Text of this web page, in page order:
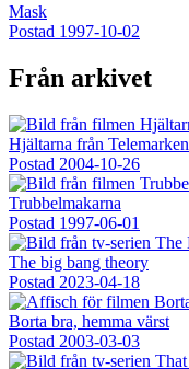
Mask
Postad 1997-10-02
Från arkivet
Hjältarna från Telemarken
Postad 2004-10-26
Trubbelmakarna
Postad 1997-06-01
The big bang theory
Postad 2023-04-18
Borta bra, hemma värst
Postad 2003-03-03